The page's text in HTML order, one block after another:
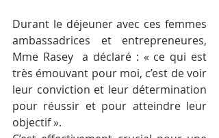
Durant le déjeuner avec ces femmes
ambassadrices et entrepreneures,
Mme Rasey  a déclaré : « ce qui est
très émouvant pour moi, c’est de voir
leur conviction et leur détermination
pour réussir et pour atteindre leur
objectif ».